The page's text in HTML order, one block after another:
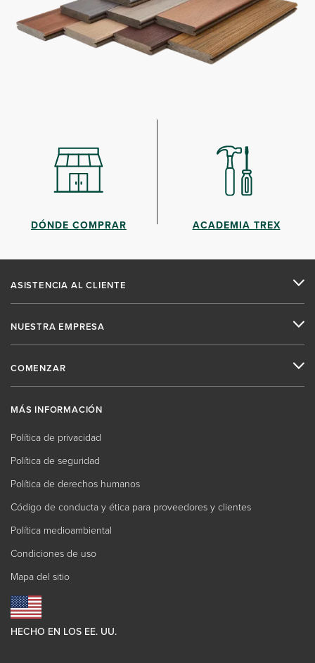
DÓNDE COMPRAR ACADEMIA TREX
ASISTENCIA AL CLIENTE
NUESTRA EMPRESA
COMENZAR
MÁS INFORMACIÓN
Política de privacidad
Política de seguridad
Política de derechos humanos
Código de conducta y ética para proveedores y clientes
Política medioambiental
Condiciones de uso
Mapa del sitio
HECHO EN LOS EE. UU.